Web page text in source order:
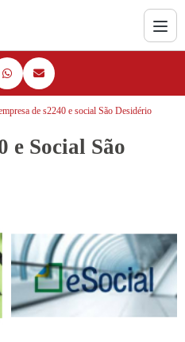
de s2240 e social São Desidério
e Social São